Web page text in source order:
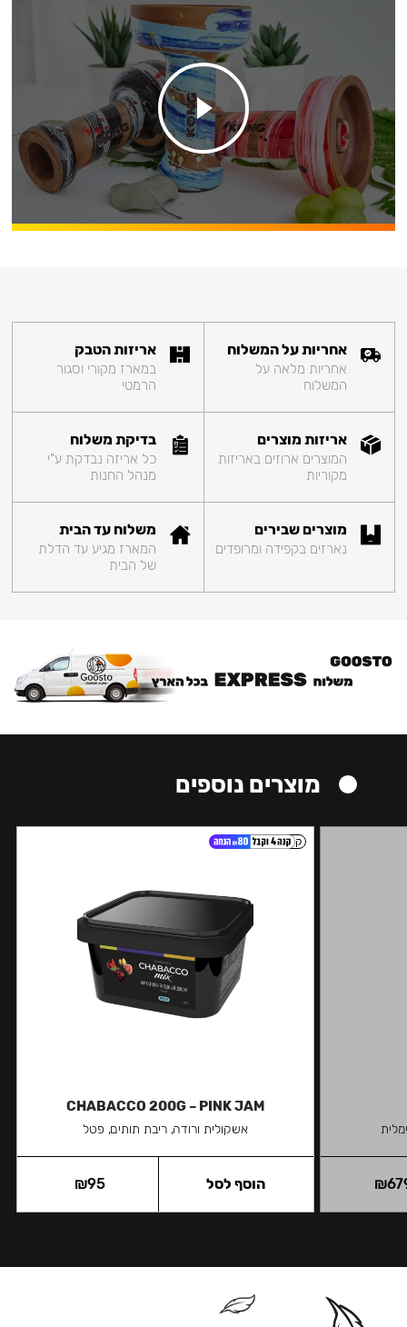
אחריות על המשלוח
אחריות מלאה על
המשלוח
אריזות הטבק
במארז מקורי וסגור
הרמטי
אריזות מוצרים
המוצרים ארוזים באריזות
מקוריות
בדיקת משלוח
כל אריזה נבדקת ע"י
מנהל החנות
מוצרים שבירים
נארזים בקפידה ומרופדים
משלוח עד הבית
המארז מגיע עד הדלת
של הבית
מוצרים נוספים
₪
קל
CHABACCO 200G – PINK JAM
אשקולית ורודה, ריבת תותים, פטל
₪95 הוסף לסל